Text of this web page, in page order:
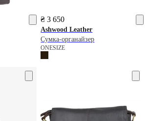
₴ 3 650
Ashwood Leather
Сумка-органайзер
ONESIZE